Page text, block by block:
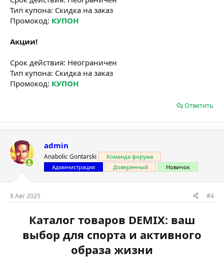
Тип купона: Скидка на заказ
Промокод: КУПОН
Акции!
Срок действия: Неограничен
Тип купона: Скидка на заказ
Промокод: КУПОН
Ответить
admin
Anabolic Gontarski
Команда форума
Администрация
Доверенный Новичок
8 Авг 2025 #4
Каталог товаров DEMIX: ваш
выбор для спорта и активного
образа жизни